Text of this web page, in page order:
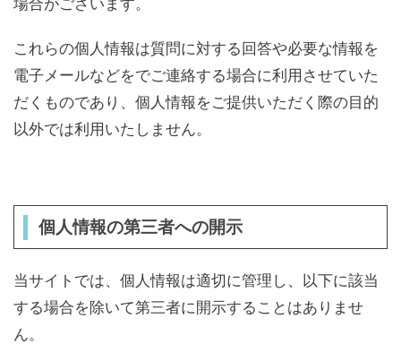
場合がございます。
これらの個人情報は質問に対する回答や必要な情報を
電子メールなどをでご連絡する場合に利用させていた
だくものであり、個人情報をご提供いただく際の目的
以外では利用いたしません。
個人情報の第三者への開示
当サイトでは、個人情報は適切に管理し、以下に該当
する場合を除いて第三者に開示することはありませ
ん。